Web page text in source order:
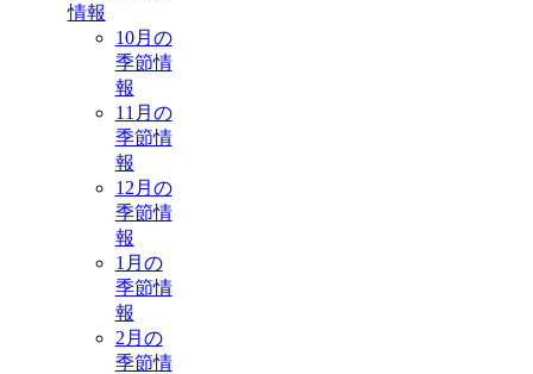
情報
10月の
季節情
報
11月の
季節情
報
12月の
季節情
報
1月の
季節情
報
2月の
季節情